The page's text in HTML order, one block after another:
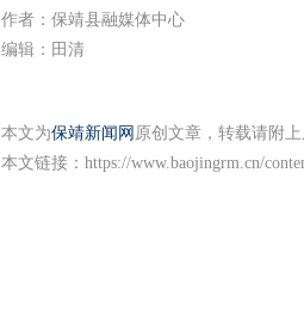
作者：保靖县融媒体中心
编辑：田清
本文为保靖新闻网 原创文章，转载请附
本文链接： https://www.baojingrm.cn/